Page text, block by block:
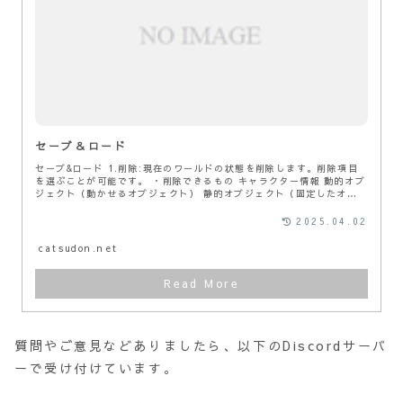
セーブ＆ロード
セーブ&ロード 1.削除:現在のワールドの状態を削除します。削除項目
を選ぶことが可能です。 ・削除できるもの キャラクター情報 動的オブ
ジェクト（動かせるオブジェクト） 静的オブジェクト（固定したオ
catsudon.net
2025.04.02
質問やご意見などありましたら、以下のDiscordサーバ
ーで受け付けています。